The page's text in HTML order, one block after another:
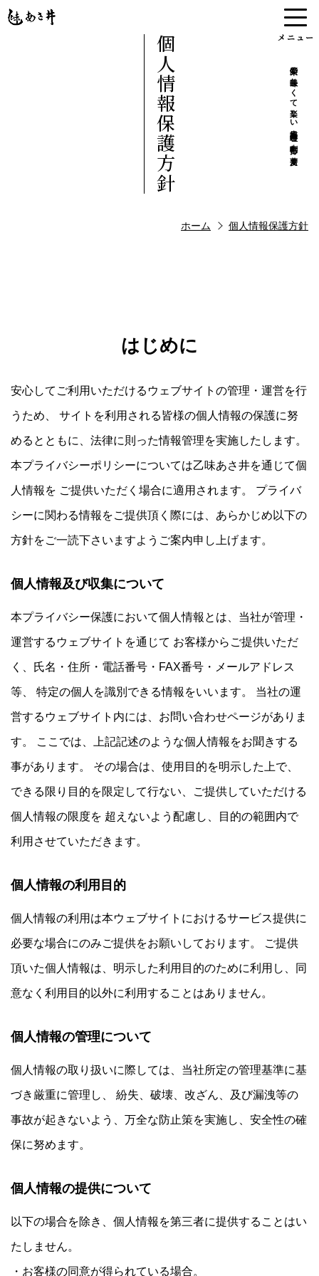
新栄の美味しくて楽しい本格日本料理と十割手打ち蕎麦
メニュー
お知らせ
[夜] 18:00より (最終入店時間 20:00)
完全予約制
キャンセルポリシー
当日：コース料金の100%、前日：コース料金の50%
個人情報保護方針
ホーム 個人情報保護方針
はじめに
安心してご利用いただけるウェブサイトの管理・運営を行
うため、 サイトを利用される皆様の個人情報の保護に努
めるとともに、法律に則った情報管理を実施したします。
本プライバシーポリシーについては乙味あさ井を通じて個
人情報を ご提供いただく場合に適用されます。 プライバ
シーに関わる情報をご提供頂く際には、あらかじめ以下の
方針をご一読下さいますようご案内申し上げます。
個人情報及び収集について
本プライバシー保護において個人情報とは、当社が管理・
運営するウェブサイトを通じて お客様からご提供いただ
く、氏名・住所・電話番号・FAX番号・メールアドレス
等、 特定の個人を識別できる情報をいいます。 当社の運
営するウェブサイト内には、お問い合わせページがありま
す。 ここでは、上記記述のような個人情報をお聞きする
事があります。 その場合は、使用目的を明示した上で、
できる限り目的を限定して行ない、ご提供していただける
個人情報の限度を 超えないよう配慮し、目的の範囲内で
利用させていただきます。
個人情報の利用目的
個人情報の利用は本ウェブサイトにおけるサービス提供に
必要な場合にのみご提供をお願いしております。 ご提供
頂いた個人情報は、明示した利用目的のために利用し、同
意なく利用目的以外に利用することはありません。
個人情報の管理について
個人情報の取り扱いに際しては、当社所定の管理基準に基
づき厳重に管理し、 紛失、破壊、改ざん、及び漏洩等の
事故が起きないよう、万全な防止策を実施し、安全性の確
保に努めます。
個人情報の提供について
以下の場合を除き、個人情報を第三者に提供することはい
たしません。
・お客様の同意が得られている場合。